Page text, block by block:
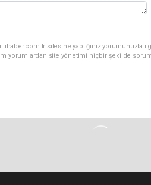
sitesine yaptığınız yorumunuzla
yorumlardan site yönetimi hiçbir şekilde